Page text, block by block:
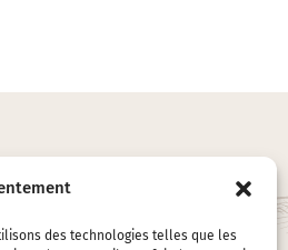
des technologies telles que les